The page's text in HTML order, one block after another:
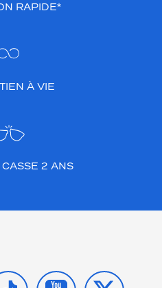
RAPIDE*
À VIE
2 ANS
YOUTUBE
X